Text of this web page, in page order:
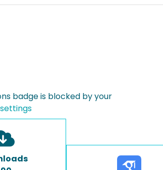
badge is blocked by your